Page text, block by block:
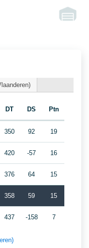
DT DS Ptn
350 92 19
420 -57 16
376 64 15
358 59 15
437 -158 7